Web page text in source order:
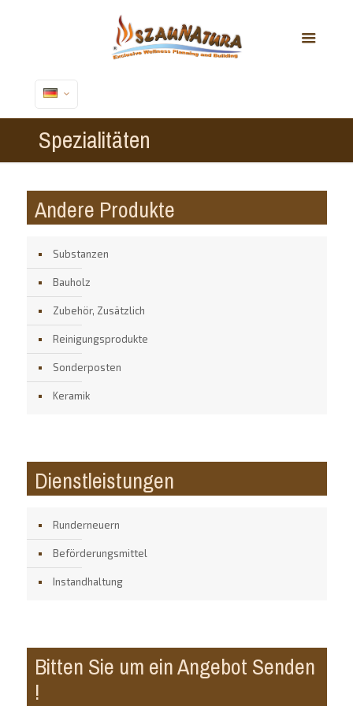
Spezialitäten
Andere Produkte
Substanzen
Bauholz
Zubehör, Zusätzlich
Reinigungsprodukte
Sonderposten
Keramik
Dienstleistungen
Runderneuern
Beförderungsmittel
Instandhaltung
Bitten Sie um ein Angebot Senden
!